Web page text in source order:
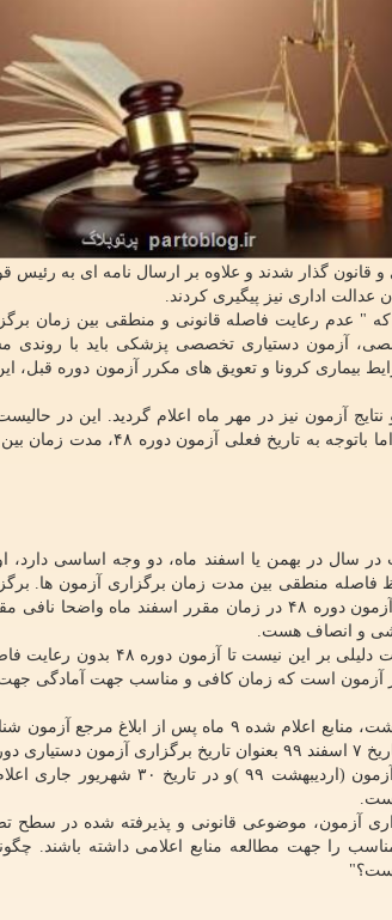
گذار شدند و علاوه بر ارسال نامه ای به رئیس
اداری نیز پیگیری کردند.
که " عدم رعایت فاصله قانونی و منطقی بین زمان
دستیار تخصصی، آزمون دستیاری تخصصی پزشکی باید با روندی
بیماری کرونا و تعویق های مکرر آزمون دوره قبل،
ملی مقابله با کرونا در تاریخ ۱۶ مرداد برگزار و نتایج آزمون نیز در مهر ماه اعلام گردید.
زمانی برگزاری آزمون دوره ۴۶ با آزمون دوره ۴۷، حدود ۱۷ ماه بوده است. اما
در سال در بهمن یا اسفند ماه، دو وجه اساسی
و اعلام منابع حداقل از ۹ ماه قبل و دوم حفظ فاصله منطقی بین مدت زمان برگزاری آزمون
دوره ۴۷ با ۵ ماه تاخیر در مرداد ۹۹ به سبب مصوبه ستاد کرونا و برگزاری آزمون دوره ۴۸ در زمان مقرر
و انصاف هست.
اینکه آزمون دوره ۴۷ با مصوبه ستاد کرونا، با تعویق ۶ ماهه برگزار شده است
آزمون است که زمان کافی و مناسب جهت آمادگی
آیین نامه اجرائی نشست ۶۶ شورای آموزش پزشکی و تخصصی وزارت بهداشت، منابع اعلام شده ۹ ماه پس
شد. اما به شکل بی سابقه ای منابع آزمون، چندین ماه بعد از تعیین تاریخ آزمون
اعلام منابع و زمان برگزاری آزمون، موضوعی قانونی و پذیرفته شده در
را جهت مطالعه منابع اعلامی داشته باشند.